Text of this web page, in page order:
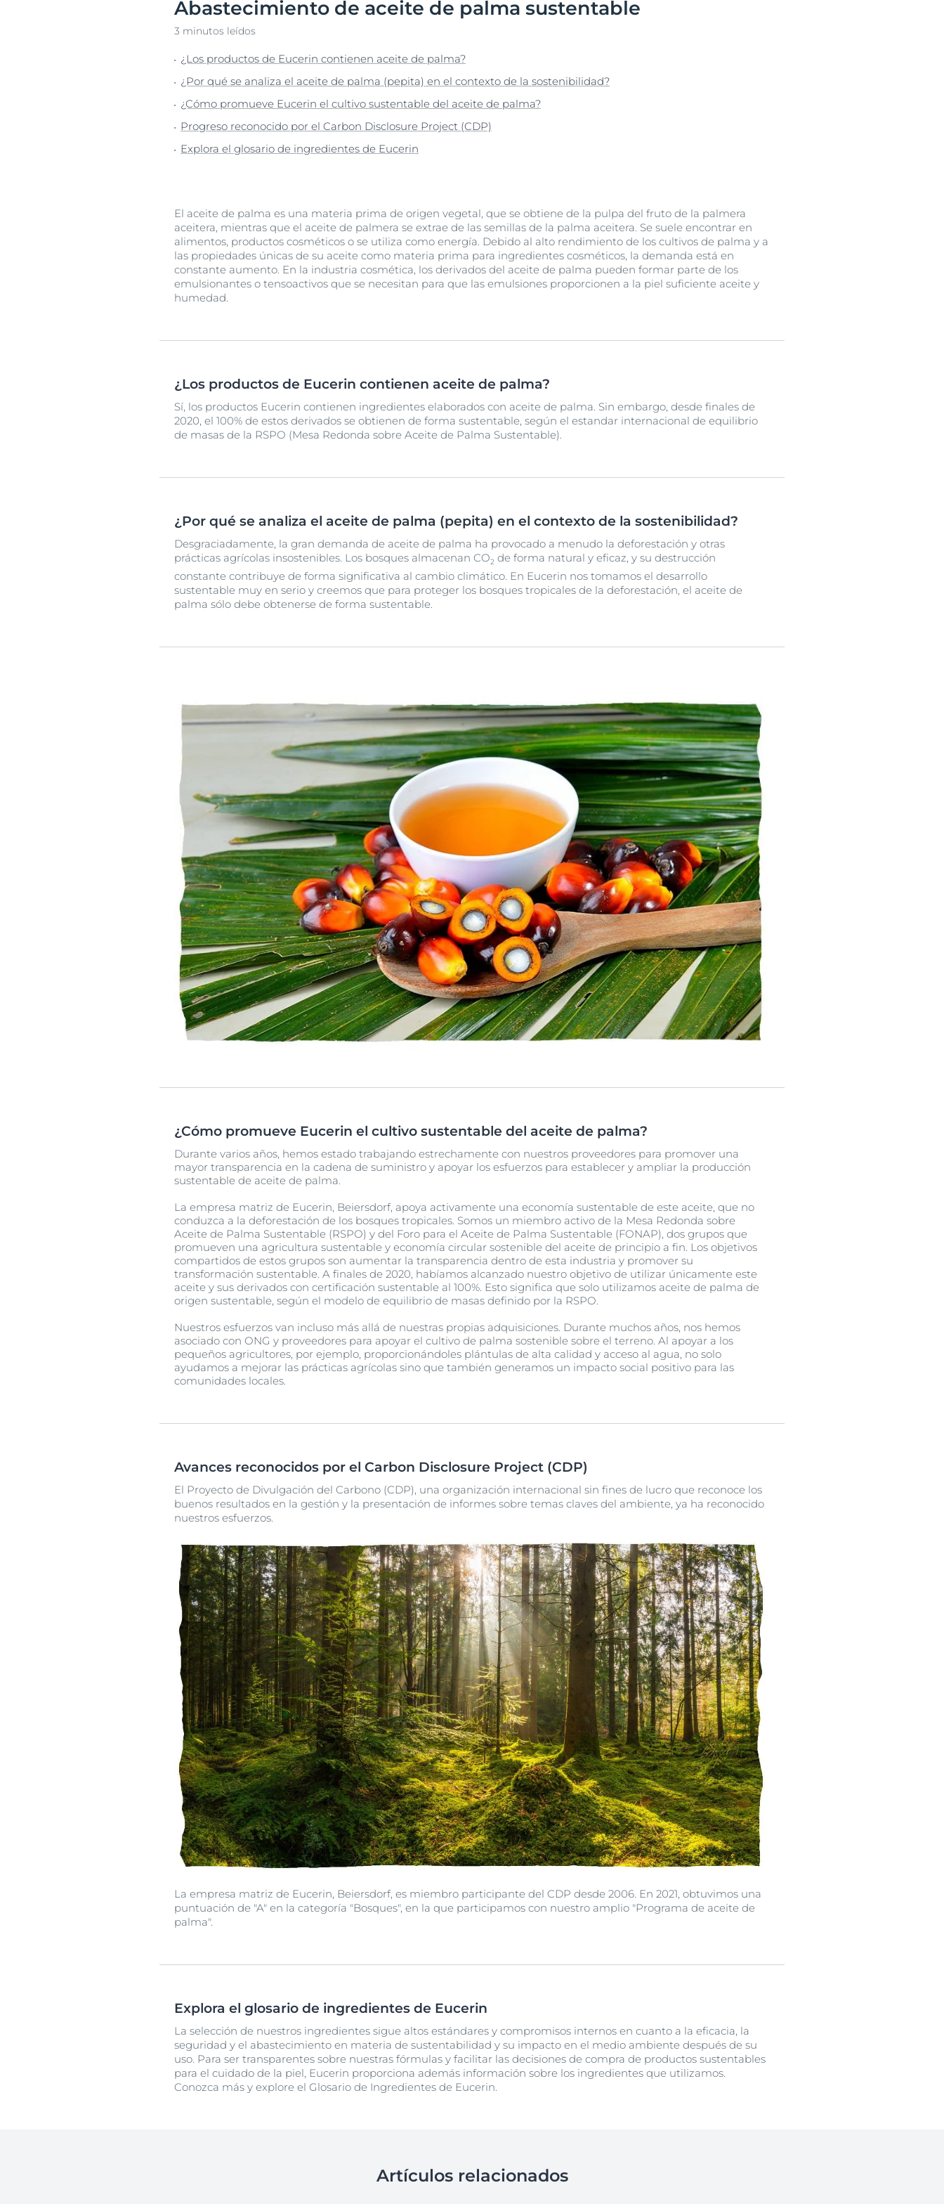
Protección Solar
Transpiración
UltraSensitive y Anti-
Hiperpigmentación
Protección solar Envejecimiento de la piel
Hyaluron-Filler + Elasticity 3D Serum
5.0170 Opiniones
Compra Online
Abastecimiento de aceite de palma sustentable
3 minutos leídos
¿Los productos de Eucerin contienen aceite de palma?
¿Por qué se analiza el aceite de palma (pepita) en el contexto de la sostenibilidad?
¿Cómo promueve Eucerin el cultivo sustentable del aceite de palma?
Progreso reconocido por el Carbon Disclosure Project (CDP)
Explora el glosario de ingredientes de Eucerin
El aceite de palma es una materia prima de origen vegetal, que se obtiene de la pulpa del fruto de la palmera
aceitera, mientras que el aceite de palmera se extrae de las semillas de la palma aceitera. Se suele encontrar en
alimentos, productos cosméticos o se utiliza como energía. Debido al alto rendimiento de los cultivos de palma y a
las propiedades únicas de su aceite como materia prima para ingredientes cosméticos, la demanda está en
constante aumento. En la industria cosmética, los derivados del aceite de palma pueden formar parte de los
emulsionantes o tensoactivos que se necesitan para que las emulsiones proporcionen a la piel suficiente aceite y
humedad.
¿Los productos de Eucerin contienen aceite de palma?
Sí, los productos Eucerin contienen ingredientes elaborados con aceite de palma. Sin embargo, desde finales de
2020, el 100% de estos derivados se obtienen de forma sustentable, según el estandar internacional de equilibrio
de masas de la RSPO (Mesa Redonda sobre Aceite de Palma Sustentable).
¿Por qué se analiza el aceite de palma (pepita) en el contexto de la sostenibilidad?
Desgraciadamente, la gran demanda de aceite de palma ha provocado a menudo la deforestación y otras
prácticas agrícolas insostenibles. Los bosques almacenan CO2 de forma natural y eficaz, y su destrucción
constante contribuye de forma significativa al cambio climático. En Eucerin nos tomamos el desarrollo
sustentable muy en serio y creemos que para proteger los bosques tropicales de la deforestación, el aceite de
palma sólo debe obtenerse de forma sustentable.
¿Cómo promueve Eucerin el cultivo sustentable del aceite de palma?
Durante varios años, hemos estado trabajando estrechamente con nuestros proveedores para promover una
mayor transparencia en la cadena de suministro y apoyar los esfuerzos para establecer y ampliar la producción
sustentable de aceite de palma.
La empresa matriz de Eucerin, Beiersdorf, apoya activamente una economía sustentable de este aceite, que no
conduzca a la deforestación de los bosques tropicales. Somos un miembro activo de la Mesa Redonda sobre
Aceite de Palma Sustentable (RSPO) y del Foro para el Aceite de Palma Sustentable (FONAP), dos grupos que
promueven una agricultura sustentable y economía circular sostenible del aceite de principio a fin. Los objetivos
compartidos de estos grupos son aumentar la transparencia dentro de esta industria y promover su
transformación sustentable. A finales de 2020, habíamos alcanzado nuestro objetivo de utilizar únicamente este
aceite y sus derivados con certificación sustentable al 100%. Esto significa que solo utilizamos aceite de palma de
origen sustentable, según el modelo de equilibrio de masas definido por la RSPO.
Nuestros esfuerzos van incluso más allá de nuestras propias adquisiciones. Durante muchos años, nos hemos
asociado con ONG y proveedores para apoyar el cultivo de palma sostenible sobre el terreno. Al apoyar a los
pequeños agricultores, por ejemplo, proporcionándoles plántulas de alta calidad y acceso al agua, no solo
ayudamos a mejorar las prácticas agrícolas sino que también generamos un impacto social positivo para las
comunidades locales.
Avances reconocidos por el Carbon Disclosure Project (CDP)
El Proyecto de Divulgación del Carbono (CDP), una organización internacional sin fines de lucro que reconoce los
buenos resultados en la gestión y la presentación de informes sobre temas claves del ambiente, ya ha reconocido
nuestros esfuerzos.
La empresa matriz de Eucerin, Beiersdorf, es miembro participante del CDP desde 2006. En 2021, obtuvimos una
puntuación de "A" en la categoría "Bosques", en la que participamos con nuestro amplio "Programa de aceite de
palma".
Explora el glosario de ingredientes de Eucerin
La selección de nuestros ingredientes sigue altos estándares y compromisos internos en cuanto a la eficacia, la
seguridad y el abastecimiento en materia de sustentabilidad y su impacto en el medio ambiente después de su
uso. Para ser transparentes sobre nuestras fórmulas y facilitar las decisiones de compra de productos sustentables
para el cuidado de la piel, Eucerin proporciona además información sobre los ingredientes que utilizamos.
Conozca más y explore el Glosario de Ingredientes de Eucerin.
Artículos relacionados